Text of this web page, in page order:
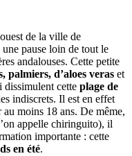
de la ville de
pause loin de tout le
andalouses. Cette petite
palmiers, d’aloes veras et
dissimulent cette plage de
indiscrets. Il est en effet
au moins 18 ans. De même,
appelle chiringuito), il
importante : cette
en été.